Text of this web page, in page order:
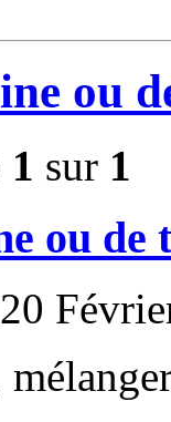
ou
1 sur 1
ou de